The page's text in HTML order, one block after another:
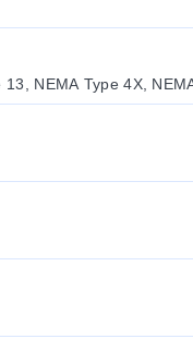
NEMA Type 4X,